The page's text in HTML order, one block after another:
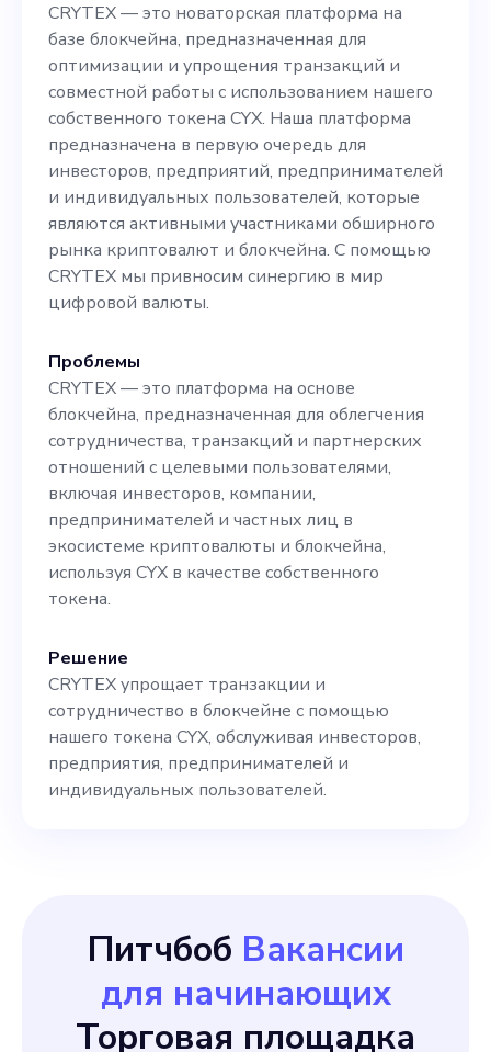
CRYTEX — это новаторская платформа на
базе блокчейна, предназначенная для
оптимизации и упрощения транзакций и
совместной работы с использованием нашего
собственного токена CYX. Наша платформа
предназначена в первую очередь для
инвесторов, предприятий, предпринимателей
и индивидуальных пользователей, которые
являются активными участниками обширного
рынка криптовалют и блокчейна. С помощью
CRYTEX мы привносим синергию в мир
цифровой валюты.
Проблемы
CRYTEX — это платформа на основе
блокчейна, предназначенная для облегчения
сотрудничества, транзакций и партнерских
отношений с целевыми пользователями,
включая инвесторов, компании,
предпринимателей и частных лиц в
экосистеме криптовалюты и блокчейна,
используя CYX в качестве собственного
токена.
Решение
CRYTEX упрощает транзакции и
сотрудничество в блокчейне с помощью
нашего токена CYX, обслуживая инвесторов,
предприятия, предпринимателей и
индивидуальных пользователей.
Питчбоб Вакансии
для начинающих
Торговая площадка